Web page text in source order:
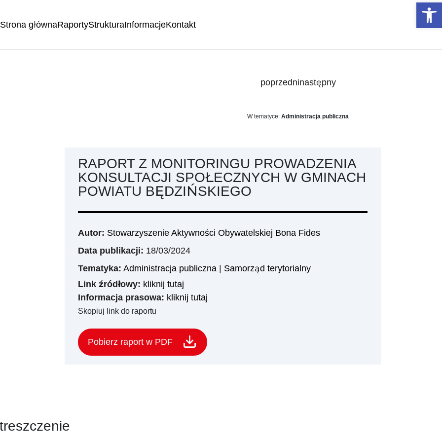
Strona głównaRaportyStrukturaInformacjeKontakt
poprzedninastępny
W tematyce: Administracja publiczna
RAPORT Z MONITORINGU PROWADZENIA
KONSULTACJI SPOŁECZNYCH W GMINACH
POWIATU BĘDZIŃSKIEGO
Autor: Stowarzyszenie Aktywności Obywatelskiej Bona Fides
Data publikacji: 18/03/2024
Tematyka: Administracja publiczna| Samorząd terytorialny
Link źródłowy: kliknij tutaj
Informacja prasowa: kliknij tutaj
Skopiuj link do raportu
Pobierz raport w PDF